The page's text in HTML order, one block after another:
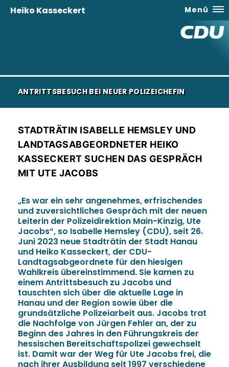
Heiko Kasseckert Menü
ANTRITTSBESUCH BEI NEUER POLIZEICHEFIN
STADTRÄTIN ISABELLE HEMSLEY UND
LANDTAGSABGEORDNETER HEIKO
KASSECKERT SUCHEN DAS GESPRÄCH
MIT UTE JACOBS
Es war ein sehr angenehmes, erfrischendes
und zuversichtliches Gespräch mit der neuen
Leiterin der Polizeidirektion Main-Kinzig, Ute
Jacobs“, so Isabelle Hemsley (CDU), seit 26.
Juni 2023 neue Stadträtin der Stadt Hanau
und Heiko Kasseckert, der CDU-
Landtagsabgeordnete für den hiesigen
Wahlkreis übereinstimmend. Sie kamen zu
einem Antrittsbesuch zu Jacobs und
tauschten sich über die aktuelle Lage in
Hanau und der Region sowie über die
grundsätzliche Polizeiarbeit aus. Jacobs trat
die Nachfolge von Jürgen Fehler an, der zu
Beginn des Jahres in den Führungskreis der
hessischen Bereitschaftspolizei gewechselt
ist. Damit war der Weg für Ute Jacobs frei, die
nach ihrer Ausbildung seit 1997 verschiedene